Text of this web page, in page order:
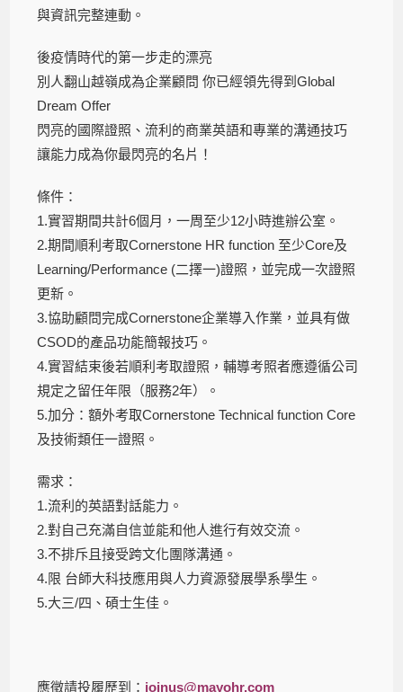
與資訊完整連動。
後疫情時代的第一步走的漂亮
別人翻山越嶺成為企業顧問 你已經領先得到Global
Dream Offer
閃亮的國際證照、流利的商業英語和專業的溝通技巧
讓能力成為你最閃亮的名片！
條件：
1.實習期間共計6個月，一周至少12小時進辦公室。
2.期間順利考取Cornerstone HR function 至少Core及
Learning/Performance (二擇一)證照，並完成一次證照
更新。
3.協助顧問完成Cornerstone企業導入作業，並具有做
CSOD的產品功能簡報技巧。
4.實習結束後若順利考取證照，輔導考照者應遵循公司
規定之留任年限（服務2年）。
5.加分：額外考取Cornerstone Technical function Core
及技術類任一證照。
需求：
1.流利的英語對話能力。
2.對自己充滿自信並能和他人進行有效交流。
3.不排斥且接受跨文化團隊溝通。
4.限 台師大科技應用與人力資源發展學系學生。
5.大三/四、碩士生佳。
應徵請投履歷到： joinus@mayohr.com